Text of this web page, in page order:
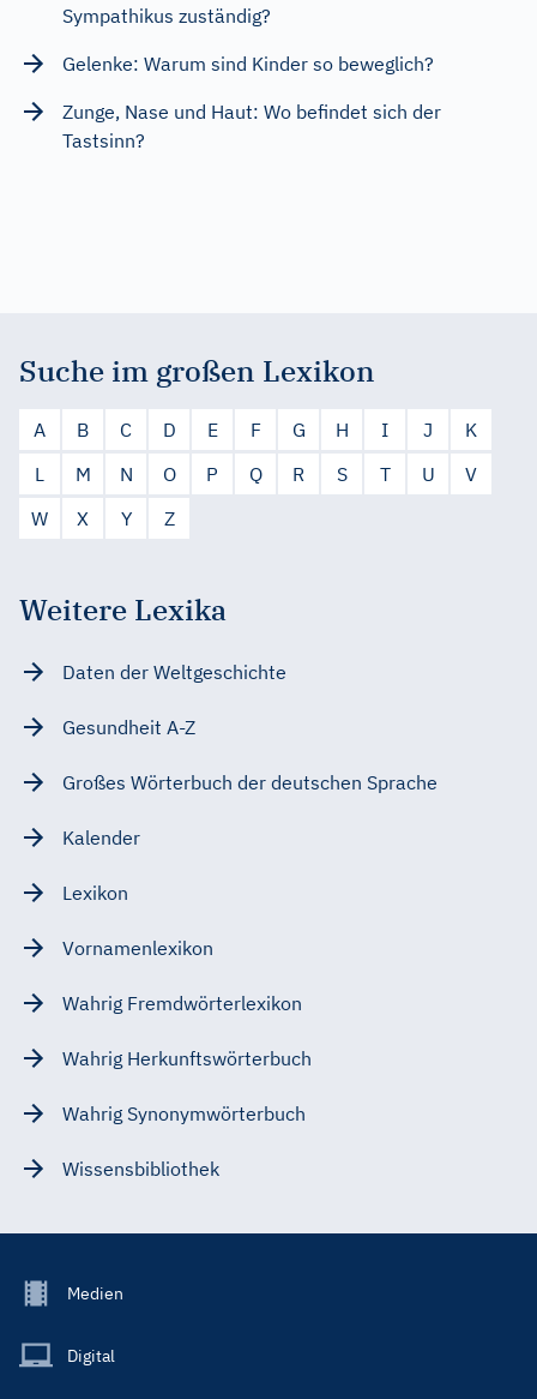
Sympathikus zuständig?
Gelenke: Warum sind Kinder so beweglich?
Zunge, Nase und Haut: Wo befindet sich der
Tastsinn?
Suche im großen Lexikon
A B C D E F G H I J
K
L
M N O P Q R S T U
V
W
X Y Z
Weitere Lexika
Daten der Weltgeschichte
Gesundheit A-Z
Großes Wörterbuch der deutschen Sprache
Kalender
Lexikon
Vornamenlexikon
Wahrig Fremdwörterlexikon
Wahrig Herkunftswörterbuch
Wahrig Synonymwörterbuch
Wissensbibliothek
Footer
Main
Medien
Digital